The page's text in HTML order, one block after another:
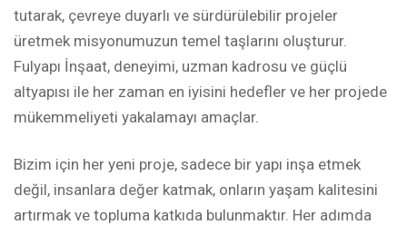
tutarak, çevreye duyarlı ve sürdürülebilir projeler
üretmek misyonumuzun temel taşlarını oluşturur.
Fulyapı İnşaat, deneyimi, uzman kadrosu ve güçlü
altyapısı ile her zaman en iyisini hedefler ve her projede
mükemmeliyeti yakalamayı amaçlar.
Bizim için her yeni proje, sadece bir yapı inşa etmek
değil, insanlara değer katmak, onların yaşam kalitesini
artırmak ve topluma katkıda bulunmaktır. Her adımda